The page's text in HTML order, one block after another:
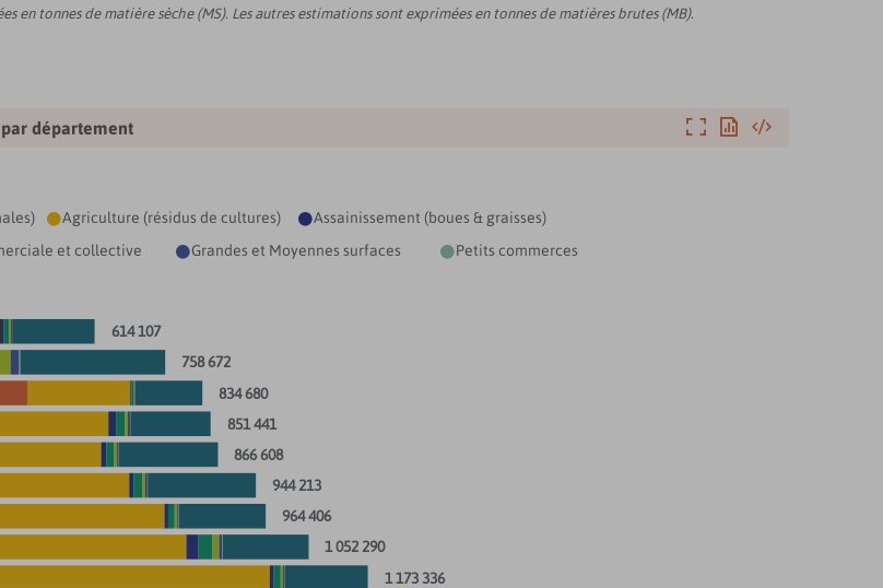
en tonnes de matière sèche (MS). Les autres estimations sont exprimées en tonnes de matières brutes (MB).
département AgrandirExporterIntégrer
Agriculture (résidus de cultures) Assainissement (boues & graisses)
et collective Grandes et Moyennes surfaces Petits commerces
758 672
964 406
944 213
1 052 290
614 107
866 608
851 441
834 680
1 173 336